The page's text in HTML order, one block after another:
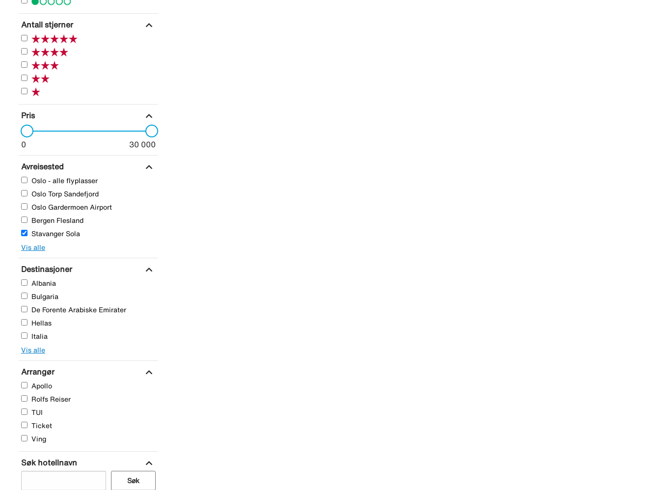
Antall stjerner expand_more
Pris expand_more
0 30 000
Avreisested expand_more
Oslo - alle flyplasser
Oslo Torp Sandefjord
Oslo Gardermoen Airport
Bergen Flesland
Stavanger Sola
Vis alle
Destinasjoner expand_more
Albania
Bulgaria
De Forente Arabiske Emirater
Hellas
Italia
Vis alle
Arrangør expand_more
Apollo
Rolfs Reiser
TUI
Ticket
Ving
Søk hotellnavn expand_more
Søk